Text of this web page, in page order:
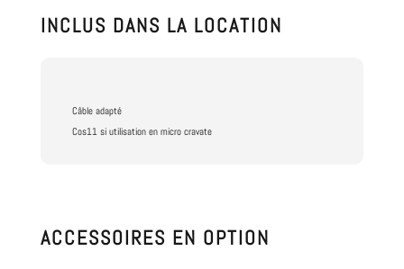
INCLUS DANS LA LOCATION
Câble adapté
Cos11 si utilisation en micro cravate
ACCESSOIRES EN OPTION